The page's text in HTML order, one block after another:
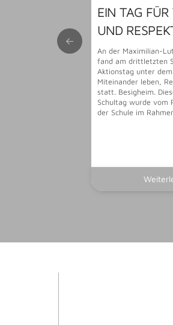
EIN TAG
UND
An der Maximilian-
fand am drittletzten
Aktionstag unter dem
Miteinander leben,
statt. Besigheim.
Schultag wurde vom
der Schule im